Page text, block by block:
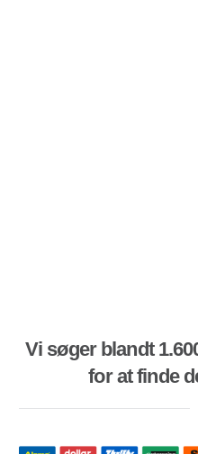
Vi søger blandt
for at finde